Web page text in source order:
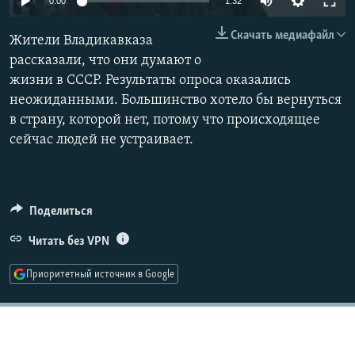
ПОДПИШИТЕСЬ НА РАССЫЛКУ
СОЦИАЛЬНЫЕ СЕТИ
Скачать медиафайл
Жители Владикавказа
рассказали, что они думают о
жизни в СССР. Результаты опроса оказались
неожиданными. Большинство хотело бы вернуться
в страну, которой нет, потому что происходящее
сейчас людей не устраивает.
Поделиться
Читать без VPN
Приоритетный источник в Google